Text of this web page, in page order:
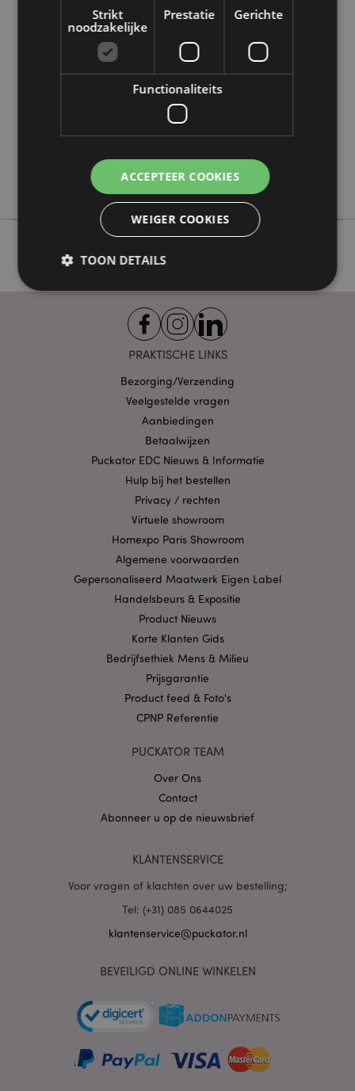
Product eigenschappen
Hoogte 6cm Breedte 2.5cm Diepte 2.5cm
5028781475032
288
0.044000
Nee
Nee
Stamford
PRAKTISCHE LINKS
Bezorging/Verzending
Veelgestelde vragen
Aanbiedingen
Betaalwijzen
Puckator EDC Nieuws & Informatie
Hulp bij het bestellen
Privacy / rechten
Virtuele showroom
Homexpo Paris Showroom
Algemene voorwaarden
Gepersonaliseerd Maatwerk Eigen Label
Handelsbeurs & Expositie
Product Nieuws
Korte Klanten Gids
Bedrijfsethiek Mens & Milieu
Prijsgarantie
Product feed & Foto's
CPNP Referentie
PUCKATOR TEAM
Over Ons
Contact
Abonneer u op de nieuwsbrief
KLANTENSERVICE
Voor vragen of klachten over uw bestelling;
Tel: (+31) 085 0644025
klantenservice@puckator.nl
BEVEILIGD ONLINE WINKELEN
Strikt
noodzakelijke
Prestatie Gerichte
Functionaliteits
ACCEPTEER COOKIES
WEIGER COOKIES
TOON DETAILS
Strikt noodzakelijke Prestatie
Functionaliteits
kernfunctionaliteit van de website mogelijk, zoals
gebruikersaanmelding en accountbeheer. Zonder
strikt noodzakelijke cookies kan de website niet
goed gebruikt worden.
Naam
Domein
CookieScriptConsent
X-Magento-Vary
.www.puckator.nl
mage-cache-sessid
www.puckator.nl